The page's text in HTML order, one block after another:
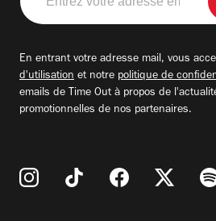
votre
adresse
En entrant votre adresse mail, vous
d'utilisation et notre politique de
emails de Time Out à propos de
promotionnelles de nos partenaires.